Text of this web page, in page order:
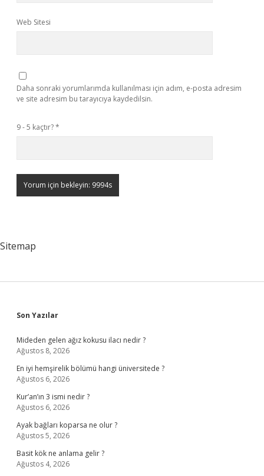
Web Sitesi
Daha sonraki yorumlarımda kullanılması için adım, e-posta adresim
ve site adresim bu tarayıcıya kaydedilsin.
9 - 5 kaçtır?*
Sitemap
Sidebar
Son Yazılar
Mideden gelen ağız kokusu ilacı nedir ?
Ağustos 8, 2026
En iyi hemşirelik bölümü hangi üniversitede ?
Ağustos 6, 2026
Kur’an’ın 3 ismi nedir ?
Ağustos 6, 2026
Ayak bağları koparsa ne olur ?
Ağustos 5, 2026
Basit kök ne anlama gelir ?
Ağustos 4, 2026